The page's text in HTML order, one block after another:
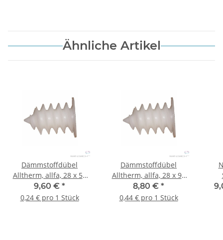
Ähnliche Artikel
Dämmstoffdübel
Alltherm, allfa, 28 x 50
mm - 40 Stk.
9,60 € *
0,24 € pro 1 Stück
Dämmstoffdübel
Alltherm, allfa, 28 x 95
mm - 20 Stk.
8,80 € *
0,44 € pro 1 Stück